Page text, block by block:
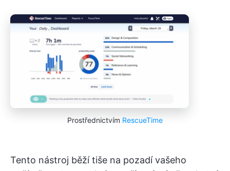
Prostřednictvím RescueTime
Tento nástroj běží tiše na pozadí vašeho